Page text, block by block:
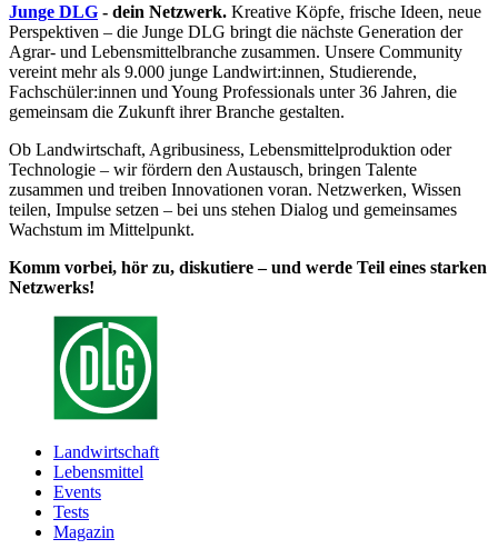
Junge DLG - dein Netzwerk. Kreative Köpfe, frische Ideen, neue
Perspektiven – die Junge DLG bringt die nächste Generation der
Agrar- und Lebensmittelbranche zusammen. Unsere Community
vereint mehr als 9.000 junge Landwirt:innen, Studierende,
Fachschüler:innen und Young Professionals unter 36 Jahren, die
gemeinsam die Zukunft ihrer Branche gestalten.
Ob Landwirtschaft, Agribusiness, Lebensmittelproduktion oder
Technologie – wir fördern den Austausch, bringen Talente
zusammen und treiben Innovationen voran. Netzwerken, Wissen
teilen, Impulse setzen – bei uns stehen Dialog und gemeinsames
Wachstum im Mittelpunkt.
Komm vorbei, hör zu, diskutiere – und werde Teil eines starken
Netzwerks!
Landwirtschaft
Lebensmittel
Events
Tests
Magazin